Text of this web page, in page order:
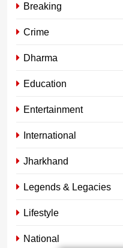
Breaking
Crime
Dharma
Education
Entertainment
International
Jharkhand
Legends & Legacies
Lifestyle
National